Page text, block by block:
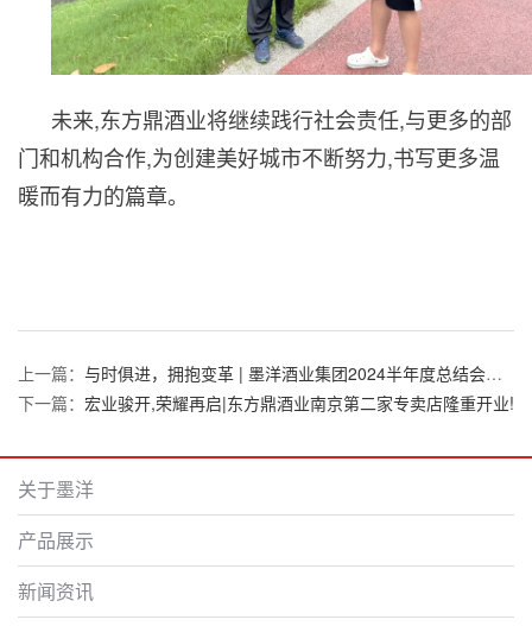
未来,东方鼎酒业将继续践行社会责任,与更多的部
门和机构合作,为创建美好城市不断努力,书写更多温
暖而有力的篇章。
上一篇： 与时俱进，拥抱变革 | 墨洋酒业集团2024半年度总结会圆满举行！
下一篇： 宏业骏开,荣耀再启|东方鼎酒业南京第二家专卖店隆重开业!
关于墨洋
产品展示
新闻资讯